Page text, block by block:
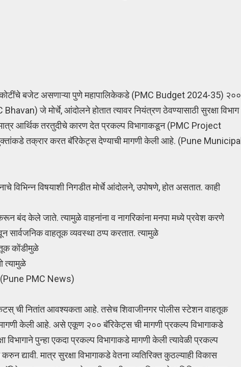
बजेट असणाऱ्या पुणे महापालिकेकडे (PMC Budget 2024-35) २००
जे मोर्चे, आंदोलने होतात त्यावर नियंत्रण ठेवण्यासाठी सुरक्षा विभाग
आर्थिक तरतुदीचे कारण देत प्रकल्प विभागाकडून (PMC Project
तक्रार करत बॅरिकेट्स देण्याची मागणी केली आहे. (Pune Municipal
विभिन्न विषयाशी निगडीत मोर्चे आंदोलने, उपोषणे, होत असतात. काही
बंद केले जाते. त्यामुळे वाहनांना व नागरिकांना मनपा मध्ये प्रवेश करणे
वाहतूक व्यवस्था ठप्प करतात. त्यामुळे
कोंडीमुळे
त्यामुळे
(Pune PMC News)
ची नितांत आवश्यकता आहे. तसेच शिवाजीनगर पोलीस स्टेशन वाहतूक
केली आहे. असे एकूण २०० बॅरिकेट्स ची मागणी प्रकल्प विभागाकडे
विभागाने पुन्हा एकदा प्रकल्प विभागाकडे मागणी केली त्यावेळी प्रकल्प
द्यावी. मात्र सुरक्षा विभागाकडे वेतना व्यतिरिक्त कुठल्याही विकास